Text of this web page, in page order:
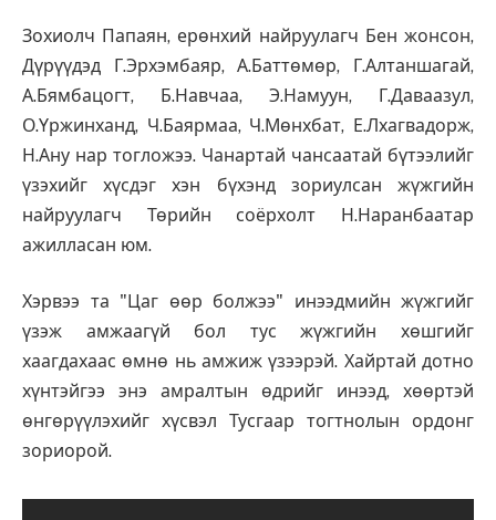
Зохиолч Папаян, ерөнхий найруулагч Бен жонсон,
Дүрүүдэд Г.Эрхэмбаяр, А.Баттөмөр, Г.Алтаншагай,
А.Бямбацогт, Б.Навчаа, Э.Намуун, Г.Даваазул,
О.Үржинханд, Ч.Баярмаа, Ч.Мөнхбат, Е.Лхагвадорж,
Н.Ану нар тогложээ. Чанартай чансаатай бүтээлийг
үзэхийг хүсдэг хэн бүхэнд зориулсан жүжгийн
найруулагч Төрийн соёрхолт Н.Наранбаатар
ажилласан юм.
Хэрвээ та "Цаг өөр болжээ" инээдмийн жүжгийг
үзэж амжаагүй бол тус жүжгийн хөшгийг
хаагдахаас өмнө нь амжиж үзээрэй. Хайртай дотно
хүнтэйгээ энэ амралтын өдрийг инээд, хөөртэй
өнгөрүүлэхийг хүсвэл Тусгаар тогтнолын ордонг
зориорой.